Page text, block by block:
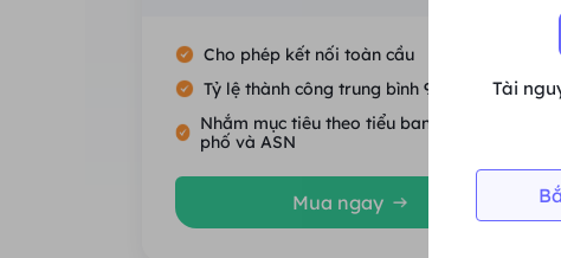
Cho phép kết nối toàn cầu
Tỷ lệ thành công trung bình 99.5%
Nhắm mục tiêu theo tiểu bang, thành
phố và ASN
Mua ngay
Tài